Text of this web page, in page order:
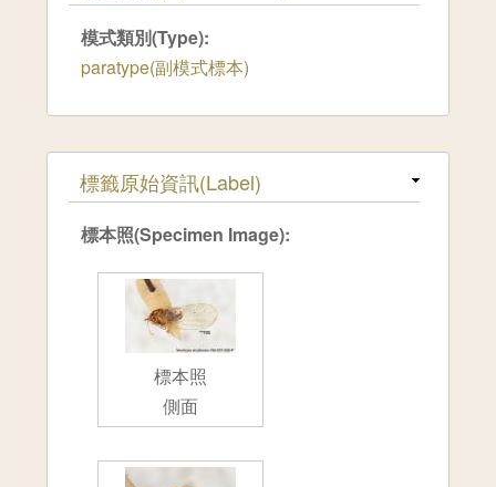
模式類別(Type):
paratype(副模式標本)
隱藏
標籤原始資訊(Label)
標本照(Specimen Image):
標本照
側面